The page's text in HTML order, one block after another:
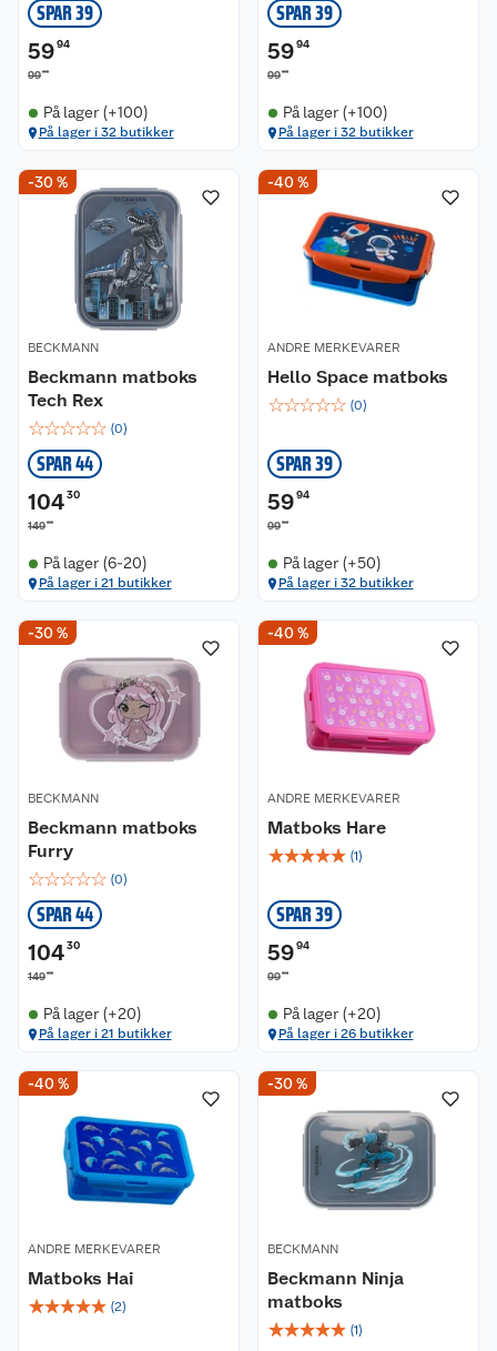
SPAR 39
5994
9990
På lager (+100)
På lager i 32 butikker
SPAR 39
5994
9990
På lager (+100)
På lager i 32 butikker
-30 %
BECKMANN
Beckmann matboks
Tech Rex
☆☆☆☆☆ (0)
SPAR 44
10430
14900
På lager (6-20)
På lager i 21 butikker
-40 %
ANDRE MERKEVARER
Hello Space matboks
☆☆☆☆☆ (0)
SPAR 39
5994
9990
På lager (+50)
På lager i 32 butikker
-30 %
BECKMANN
Beckmann matboks
Furry
☆☆☆☆☆ (0)
SPAR 44
10430
14900
På lager (+20)
På lager i 21 butikker
-40 %
ANDRE MERKEVARER
Matboks Hare
☆☆☆☆☆ (1)
SPAR 39
5994
9990
På lager (+20)
På lager i 26 butikker
-40 %
ANDRE MERKEVARER
Matboks Hai
☆☆☆☆☆ (2)
-30 %
BECKMANN
Beckmann Ninja
matboks
☆☆☆☆☆ (1)